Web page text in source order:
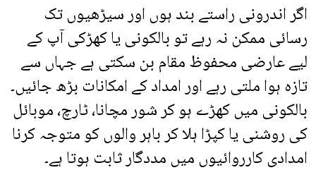
اگر اندرونی راستے بند ہوں اور سیڑھیوں تک
رسائی ممکن نہ رہے تو بالکونی یا کھڑکی آپ کے
لیے عارضی محفوظ مقام بن سکتی ہے جہاں سے
تازہ ہوا ملتی رہے اور امداد کے امکانات بڑھ جائیں۔
بالکونی میں کھڑے ہو کر شور مچانا، ٹارچ، موبائل
کی روشنی یا کپڑا ہلا کر باہر والوں کو متوجہ کرنا
امدادی کارروائیوں میں مددگار ثابت ہوتا ہے۔